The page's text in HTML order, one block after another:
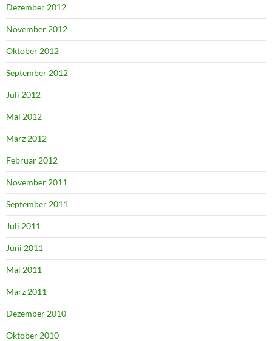
Dezember 2012
November 2012
Oktober 2012
September 2012
Juli 2012
Mai 2012
März 2012
Februar 2012
November 2011
September 2011
Juli 2011
Juni 2011
Mai 2011
März 2011
Dezember 2010
Oktober 2010